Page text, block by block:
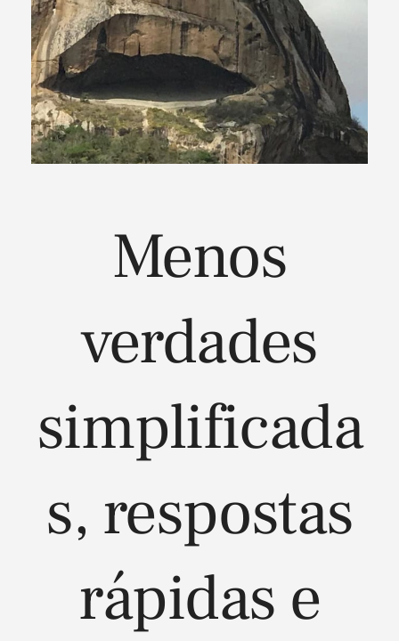
Menos
verdades
simplificada
s, respostas
rápidas e